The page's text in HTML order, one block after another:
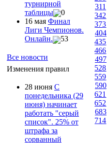
турнирной
таблицы
0
16 мая Финал
Лиги Чемпионов.
Онлайн.
53
Все новости
Изменения правил
28 июня С
понедельника (29
июня) начинает
работать "серый
список". 25% от
штрафа за
сорванный
311
342
373
404
435
466
497
528
559
590
621
652
683
714